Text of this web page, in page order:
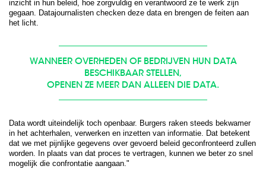
inzicht in hun beleid, hoe zorgvuldig en verantwoord ze te werk zijn
gegaan. Datajournalisten checken deze data en brengen de feiten aan
het licht.
WANNEER OVERHEDEN OF BEDRIJVEN HUN DATA
BESCHIKBAAR STELLEN,
OPENEN ZE MEER DAN ALLEEN DIE DATA.
Data wordt uiteindelijk toch openbaar. Burgers raken steeds bekwamer
in het achterhalen, verwerken en inzetten van informatie. Dat betekent
dat we met pijnlijke gegevens over gevoerd beleid geconfronteerd zullen
worden. In plaats van dat proces te vertragen, kunnen we beter zo snel
mogelijk die confrontatie aangaan."